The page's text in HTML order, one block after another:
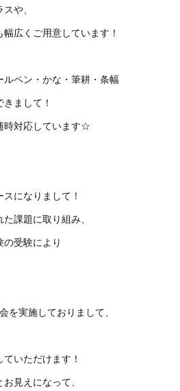
や、
広くご用意しています！
ペン・かな・筆耕・条幅
まして！
時対応しています☆
になりまして！
課題に取り組み、
の受験により
を実施しておりまして、
ていただけます！
見えになって、